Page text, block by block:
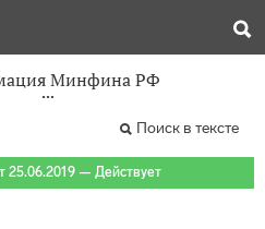
Минфина РФ
Поиск в тексте
25.06.2019 — Действует